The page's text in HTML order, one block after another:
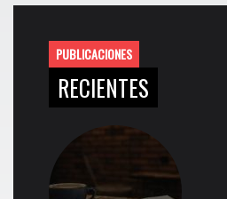
PUBLICACIONES
RECIENTES